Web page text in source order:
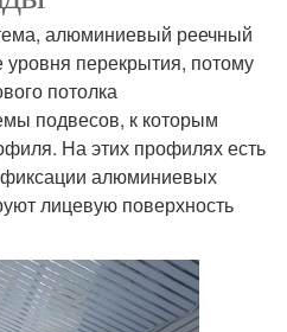
алюминиевый реечный
уровня перекрытия, потому
потолка
подвесов, к которым
На этих профилях есть
алюминиевых
лицевую поверхность